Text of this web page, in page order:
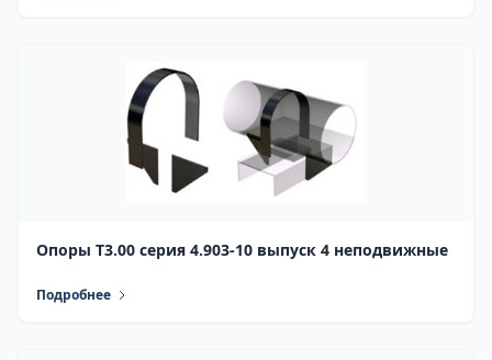
Опоры Т3.00 серия 4.903-10 выпуск 4 неподвижные
Подробнее